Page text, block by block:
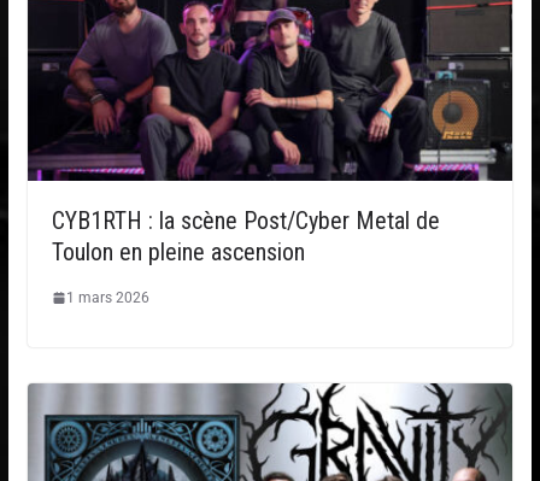
CYB1RTH : la scène Post/Cyber Metal de
Toulon en pleine ascension
1 mars 2026